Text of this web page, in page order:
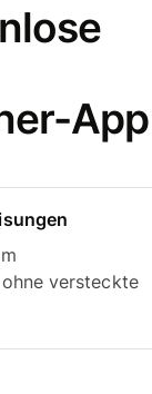
App
versteckte